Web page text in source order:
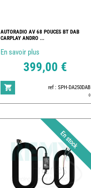
AUTORADIO AV 68 POUCES BT DAB
CARPLAY ANDRO ...
En savoir plus
399,00 €
ref : SPH-DA250DAB
0